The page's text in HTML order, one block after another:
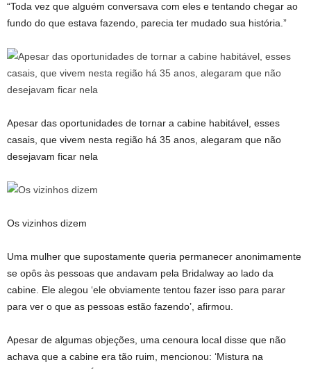
“Toda vez que alguém conversava com eles e tentando chegar ao
fundo do que estava fazendo, parecia ter mudado sua história.”
Apesar das oportunidades de tornar a cabine habitável, esses
casais, que vivem nesta região há 35 anos, alegaram que não
desejavam ficar nela
Os vizinhos dizem
Uma mulher que supostamente queria permanecer anonimamente
se opôs às pessoas que andavam pela Bridalway ao lado da
cabine. Ele alegou ‘ele obviamente tentou fazer isso para parar
para ver o que as pessoas estão fazendo’, afirmou.
Apesar de algumas objeções, uma cenoura local disse que não
achava que a cabine era tão ruim, mencionou: ‘Mistura na